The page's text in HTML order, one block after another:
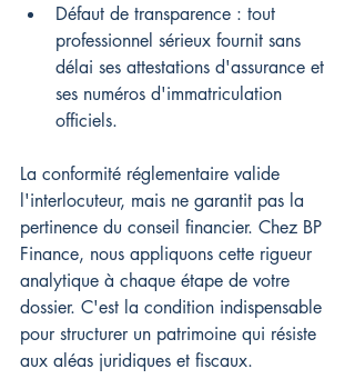
Défaut de transparence : tout
professionnel sérieux fournit sans
délai ses attestations d'assurance et
ses numéros d'immatriculation
officiels.
La conformité réglementaire valide
l'interlocuteur, mais ne garantit pas la
pertinence du conseil financier. Chez BP
Finance, nous appliquons cette rigueur
analytique à chaque étape de votre
dossier. C'est la condition indispensable
pour structurer un patrimoine qui résiste
aux aléas juridiques et fiscaux.